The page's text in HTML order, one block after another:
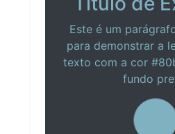
Este é um
para demonstrar a
texto com a cor
fundo